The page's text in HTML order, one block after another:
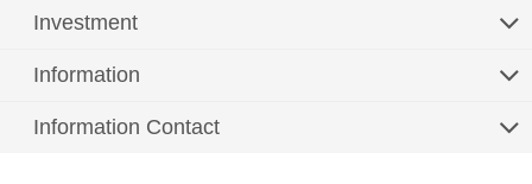
Investment
Information
Information Contact